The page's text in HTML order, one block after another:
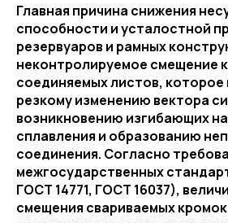
Главная причина снижения
способности и усталостной
резервуаров и рамных
неконтролируемое смещение
соединяемых листов, которое
резкому изменению вектора
возникновению изгибающих
сплавления и образованию
соединения. Согласно
межгосударственных
ГОСТ 14771, ГОСТ 16037),
смещения свариваемых